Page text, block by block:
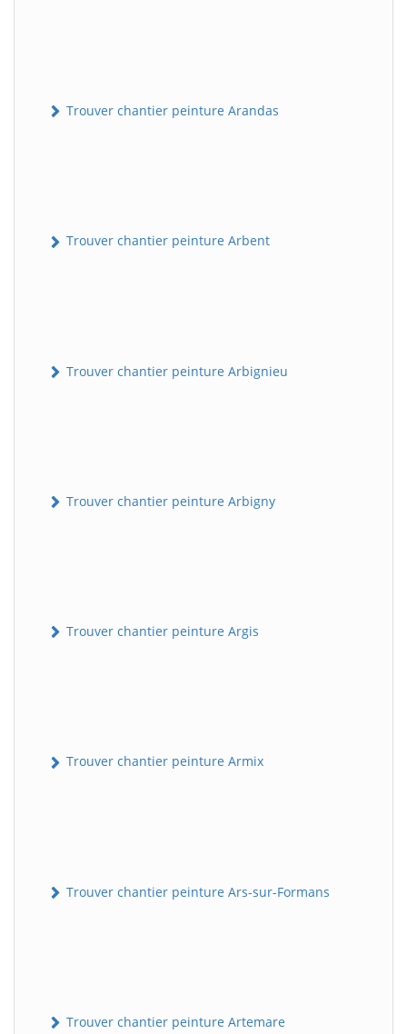
Trouver chantier peinture Arandas
Trouver chantier peinture Arbent
Trouver chantier peinture Arbignieu
Trouver chantier peinture Arbigny
Trouver chantier peinture Argis
Trouver chantier peinture Armix
Trouver chantier peinture Ars-sur-Formans
Trouver chantier peinture Artemare